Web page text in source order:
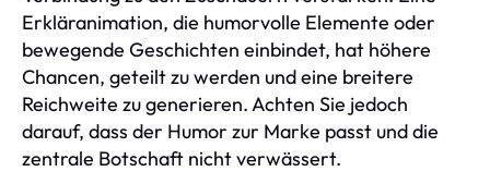
Erkläranimation, die humorvolle Elemente oder
bewegende Geschichten einbindet, hat höhere
Chancen, geteilt zu werden und eine breitere
Reichweite zu generieren. Achten Sie jedoch
darauf, dass der Humor zur Marke passt und die
zentrale Botschaft nicht verwässert.